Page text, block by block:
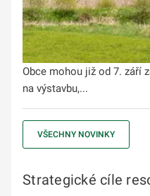
Obce mohou již od 7. září
na výstavbu,...
VŠECHNY NOVINKY
Strategické cíle